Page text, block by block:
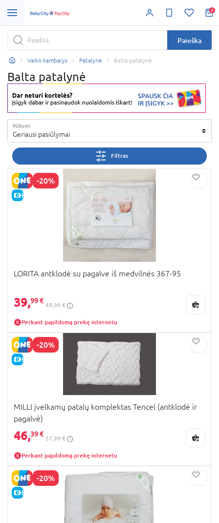
0
Paieška
Vaiko kambarys Patalynė Balta patalynė
Balta patalynė
Rūšiuoti
Geriausi pasiūlymai
Filtras
-20%
E-KAINA
LORITA antklodė su pagalve iš medvilnės 367-95
39,99 €
49,99 €
Perkant papildomą prekę internetu
-20%
E-KAINA
MILLI įvelkamų patalų komplektas Tencel (antklodė ir
pagalvė)
46,39 €
57,99 €
Perkant papildomą prekę internetu
-20%
E-KAINA